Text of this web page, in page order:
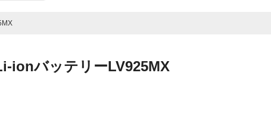
ionバッテリーLV925MX